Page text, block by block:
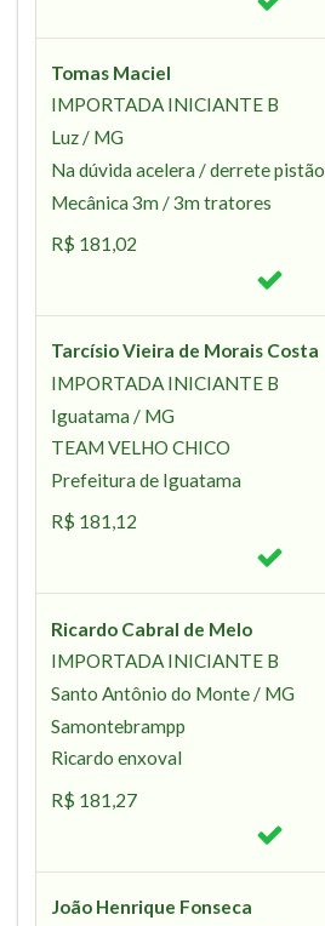
Tomas Maciel
IMPORTADA INICIANTE B
Luz / MG
Na dúvida acelera / derrete pistão
Mecânica 3m / 3m tratores
R$ 181,02
Tarcísio Vieira de Morais Costa
IMPORTADA INICIANTE B
Iguatama / MG
TEAM VELHO CHICO
Prefeitura de Iguatama
R$ 181,12
Ricardo Cabral de Melo
IMPORTADA INICIANTE B
Santo Antônio do Monte / MG
Samontebrampp
Ricardo enxoval
R$ 181,27
João Henrique Fonseca